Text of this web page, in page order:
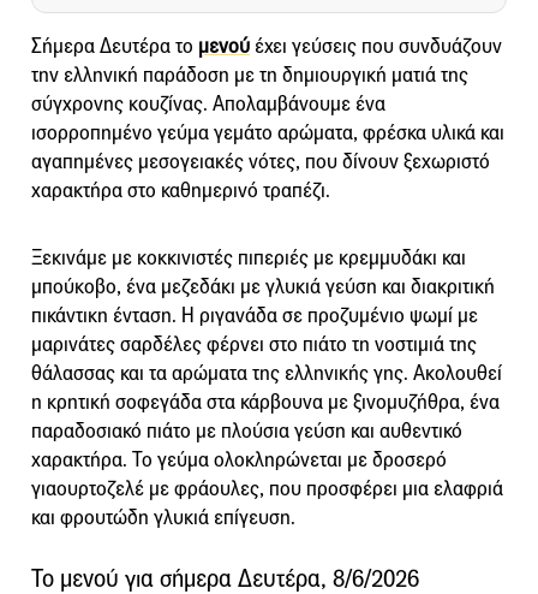
Σήμερα Δευτέρα το μενού έχει γεύσεις που συνδυάζουν
την ελληνική παράδοση με τη δημιουργική ματιά της
σύγχρονης κουζίνας. Απολαμβάνουμε ένα
ισορροπημένο γεύμα γεμάτο αρώματα, φρέσκα υλικά και
αγαπημένες μεσογειακές νότες, που δίνουν ξεχωριστό
χαρακτήρα στο καθημερινό τραπέζι.
Ξεκινάμε με κοκκινιστές πιπεριές με κρεμμυδάκι και
μπούκοβο, ένα μεζεδάκι με γλυκιά γεύση και διακριτική
πικάντικη ένταση. Η ριγανάδα σε προζυμένιο ψωμί με
μαρινάτες σαρδέλες φέρνει στο πιάτο τη νοστιμιά της
θάλασσας και τα αρώματα της ελληνικής γης. Ακολουθεί
η κρητική σοφεγάδα στα κάρβουνα με ξινομυζήθρα, ένα
παραδοσιακό πιάτο με πλούσια γεύση και αυθεντικό
χαρακτήρα. Το γεύμα ολοκληρώνεται με δροσερό
γιαουρτοζελέ με φράουλες, που προσφέρει μια ελαφριά
και φρουτώδη γλυκιά επίγευση.
Το μενού για σήμερα Δευτέρα, 8/6/2026